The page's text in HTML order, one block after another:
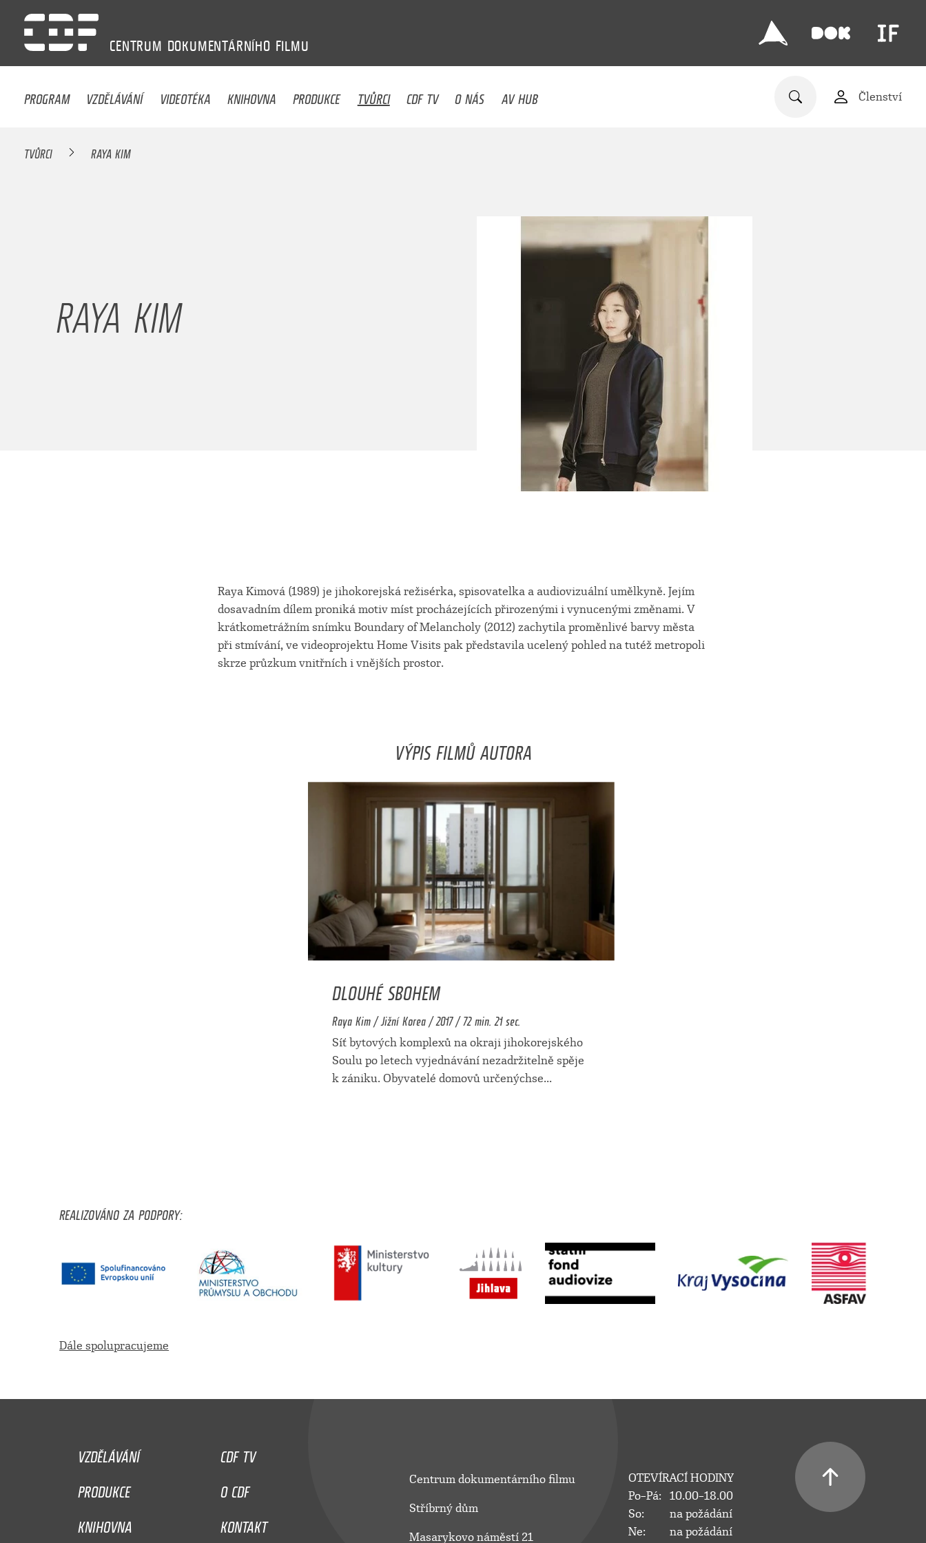
CENTRUM DOKUMENTÁRNÍHO FILMU
PROGRAM VZDĚLÁVÁNÍ VIDEOTÉKA KNIHOVNA PRODUKCE TVŮRCI CDF TV O NÁS AV HUB Členství
TVŮRCI RAYA KIM
RAYA KIM
Raya Kimová (1989) je jihokorejská režisérka, spisovatelka a audiovizuální umělkyně. Jejím
dosavadním dílem proniká motiv míst procházejících přirozenými i vynucenými změnami. V
krátkometrážním snímku Boundary of Melancholy (2012) zachytila proměnlivé barvy města
při stmívání, ve videoprojektu Home Visits pak představila ucelený pohled na tutéž metropoli
skrze průzkum vnitřních i vnějších prostor.
VÝPIS FILMŮ AUTORA
DLOUHÉ SBOHEM
Raya Kim / Jižní Korea / 2017 / 72 min. 21 sec.
Síť bytových komplexů na okraji jihokorejského
Soulu po letech vyjednávání nezadržitelně spěje
k zániku. Obyvatelé domovů určenýchse...
REALIZOVÁNO ZA PODPORY:
Dále spolupracujeme
VZDĚLÁVÁNÍ
CDF TV
PRODUKCE
O CDF
KNIHOVNA
KONTAKT
Centrum dokumentárního filmu
Stříbrný dům
Masarykovo náměstí 21
OTEVÍRACÍ HODINY
Po–Pá:
10.00–18.00
So:
na požádání
Ne:
na požádání